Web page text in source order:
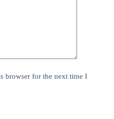
browser for the next time I